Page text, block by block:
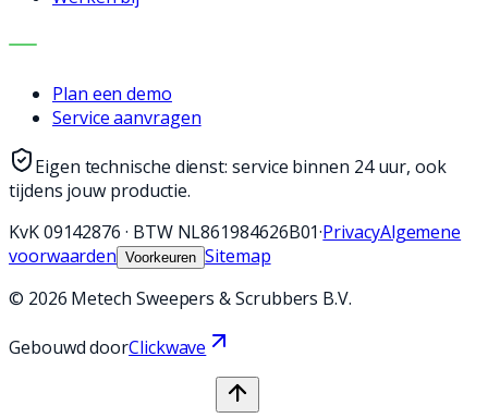
CONTACT
Plan een demo
Service aanvragen
Eigen technische dienst: service binnen 24 uur, ook
tijdens jouw productie.
KvK09142876 · BTW NL861984626B01·PrivacyAlgemene
voorwaarden Voorkeuren Sitemap
© 2026 Metech Sweepers & Scrubbers B.V.
Gebouwd doorClickwave